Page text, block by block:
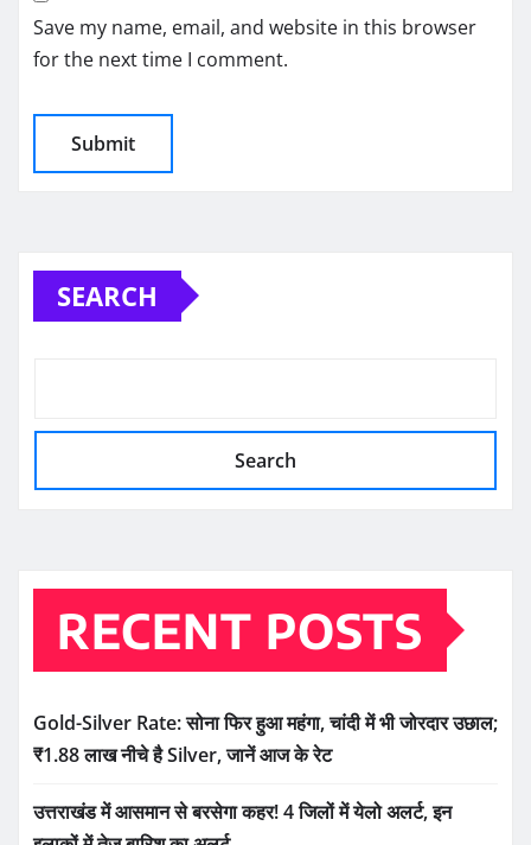
Save my name, email, and website in this browser
for the next time I comment.
SEARCH
Search
RECENT POSTS
Gold-Silver Rate: सोना फिर हुआ महंगा, चांदी में भी जोरदार उछाल;
₹1.88 लाख नीचे है Silver, जानें आज के रेट
उत्तराखंड में आसमान से बरसेगा कहर! 4 जिलों में येलो अलर्ट, इन